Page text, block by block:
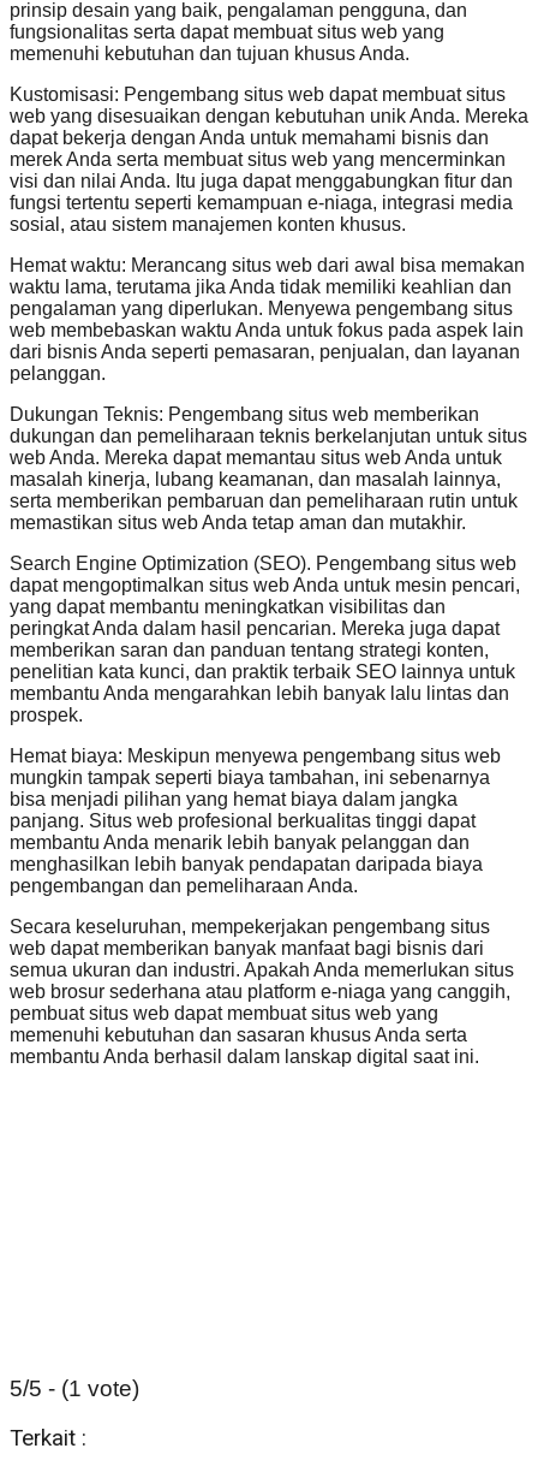
prinsip desain yang baik, pengalaman pengguna, dan
fungsionalitas serta dapat membuat situs web yang
memenuhi kebutuhan dan tujuan khusus Anda.
Kustomisasi: Pengembang situs web dapat membuat situs
web yang disesuaikan dengan kebutuhan unik Anda. Mereka
dapat bekerja dengan Anda untuk memahami bisnis dan
merek Anda serta membuat situs web yang mencerminkan
visi dan nilai Anda. Itu juga dapat menggabungkan fitur dan
fungsi tertentu seperti kemampuan e-niaga, integrasi media
sosial, atau sistem manajemen konten khusus.
Hemat waktu: Merancang situs web dari awal bisa memakan
waktu lama, terutama jika Anda tidak memiliki keahlian dan
pengalaman yang diperlukan. Menyewa pengembang situs
web membebaskan waktu Anda untuk fokus pada aspek lain
dari bisnis Anda seperti pemasaran, penjualan, dan layanan
pelanggan.
Dukungan Teknis: Pengembang situs web memberikan
dukungan dan pemeliharaan teknis berkelanjutan untuk situs
web Anda. Mereka dapat memantau situs web Anda untuk
masalah kinerja, lubang keamanan, dan masalah lainnya,
serta memberikan pembaruan dan pemeliharaan rutin untuk
memastikan situs web Anda tetap aman dan mutakhir.
Search Engine Optimization (SEO). Pengembang situs web
dapat mengoptimalkan situs web Anda untuk mesin pencari,
yang dapat membantu meningkatkan visibilitas dan
peringkat Anda dalam hasil pencarian. Mereka juga dapat
memberikan saran dan panduan tentang strategi konten,
penelitian kata kunci, dan praktik terbaik SEO lainnya untuk
membantu Anda mengarahkan lebih banyak lalu lintas dan
prospek.
Hemat biaya: Meskipun menyewa pengembang situs web
mungkin tampak seperti biaya tambahan, ini sebenarnya
bisa menjadi pilihan yang hemat biaya dalam jangka
panjang. Situs web profesional berkualitas tinggi dapat
membantu Anda menarik lebih banyak pelanggan dan
menghasilkan lebih banyak pendapatan daripada biaya
pengembangan dan pemeliharaan Anda.
Secara keseluruhan, mempekerjakan pengembang situs
web dapat memberikan banyak manfaat bagi bisnis dari
semua ukuran dan industri. Apakah Anda memerlukan situs
web brosur sederhana atau platform e-niaga yang canggih,
pembuat situs web dapat membuat situs web yang
memenuhi kebutuhan dan sasaran khusus Anda serta
membantu Anda berhasil dalam lanskap digital saat ini.
5/5 - (1 vote)
Terkait :